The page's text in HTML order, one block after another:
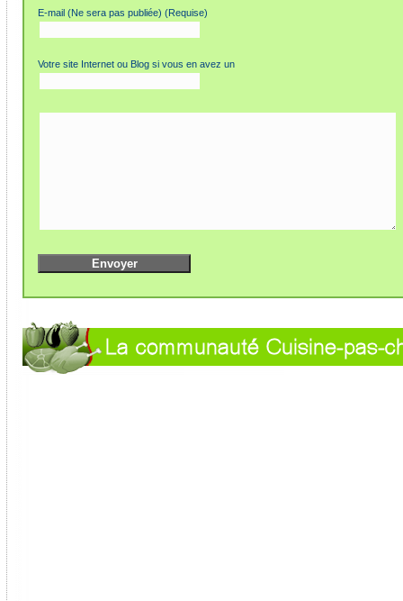
E-mail (Ne sera pas publiée) (Requise)
Votre site Internet ou Blog si vous en avez un